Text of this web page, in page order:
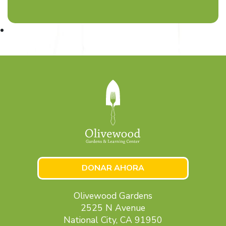
DONAR AHORA
Olivewood Gardens
2525 N Avenue
National City, CA 91950